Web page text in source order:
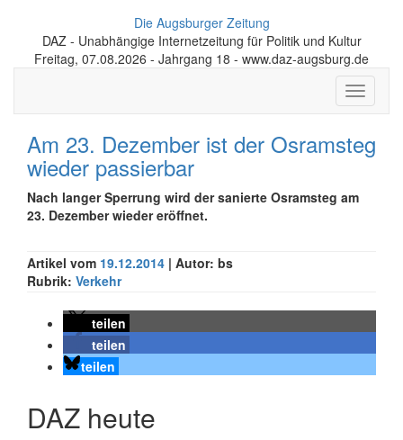
Die Augsburger Zeitung
DAZ - Unabhängige Internetzeitung für Politik und Kultur
Freitag, 07.08.2026 - Jahrgang 18 - www.daz-augsburg.de
Toggle
Am 23. Dezember ist der Osramsteg
wieder passierbar
Nach langer Sperrung wird der sanierte Osramsteg am
23. Dezember wieder eröffnet.
Artikel vom 19.12.2014 | Autor: bs
Rubrik: Verkehr
teilen
teilen
teilen
DAZ heute